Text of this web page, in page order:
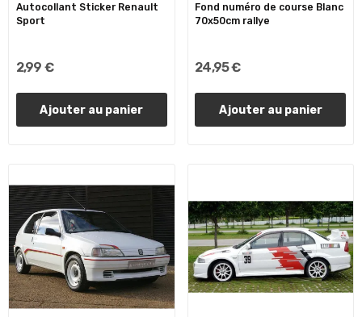
Autocollant Sticker Renault
Sport
2,99 €
Ajouter au panier
Fond numéro de course Blanc
70x50cm rallye
24,95 €
Ajouter au panier